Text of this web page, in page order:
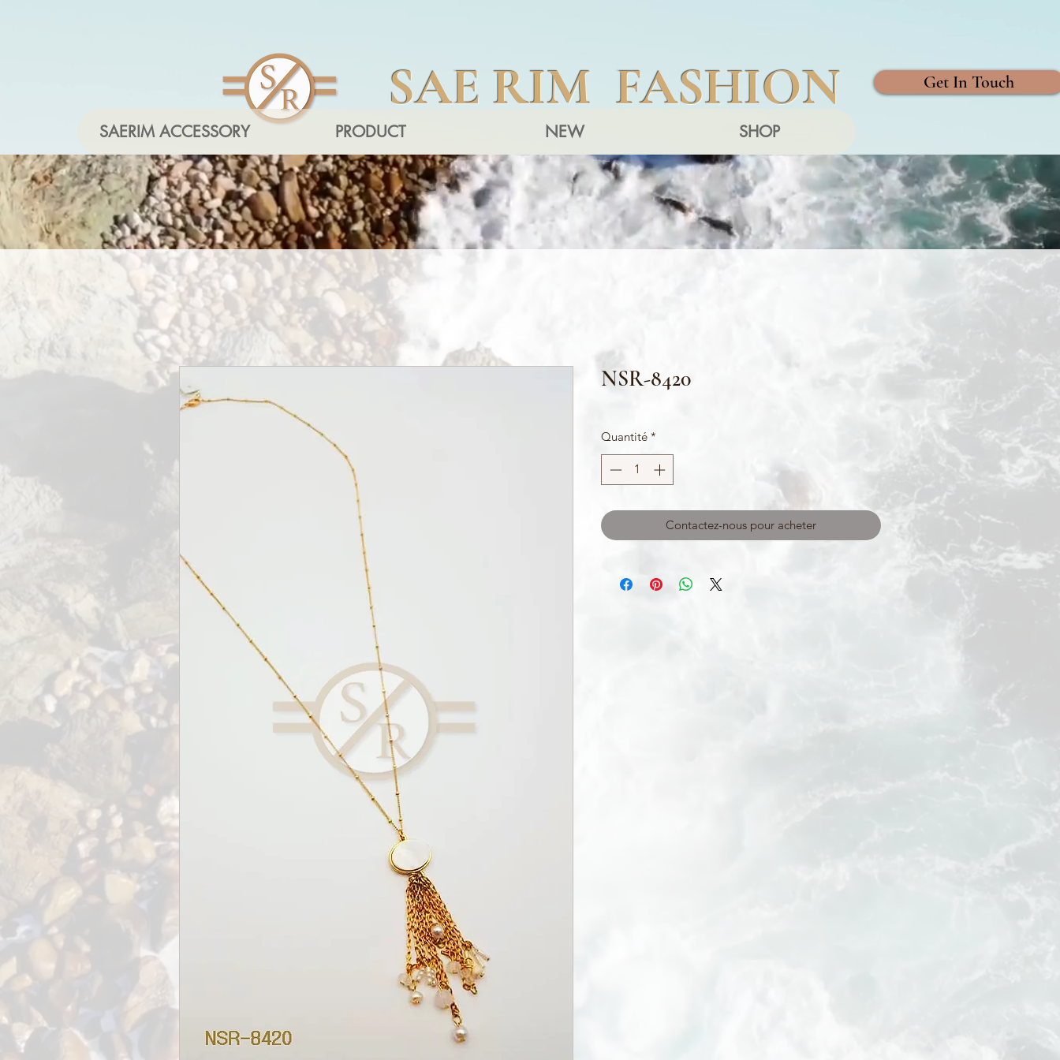
SAE RIM FASHION
SAERIM ACCESSORY PRODUCT NEW SHOP
Get In Touch
NSR-8420
Quantité *
Contactez-nous pour acheter